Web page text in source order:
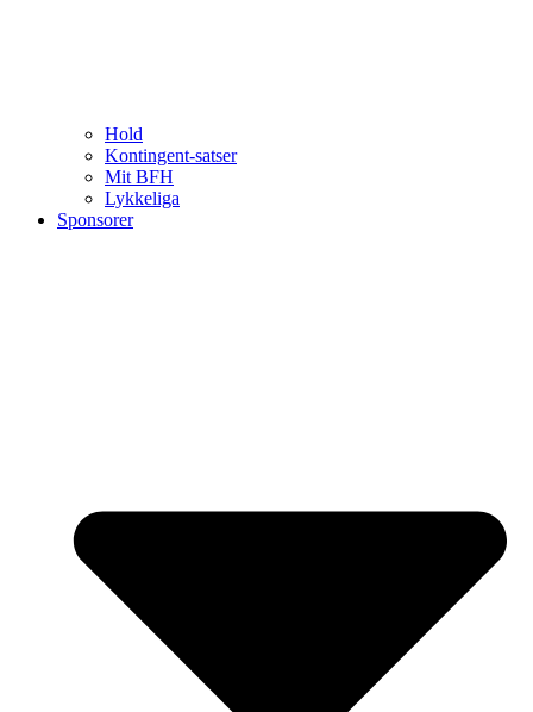
Hold
Kontingent-satser
Mit BFH
Lykkeliga
Sponsorer